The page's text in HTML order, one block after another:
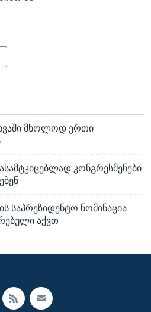
მხოლოდ ერთი
კონგრესმენები
საპრეზიდენტო ნომინაცია
აქვთ